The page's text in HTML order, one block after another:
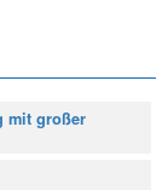
mit großer